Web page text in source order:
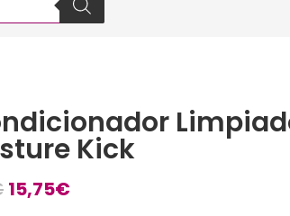
Kick
El
15,75€El